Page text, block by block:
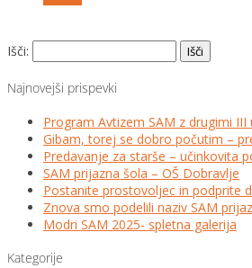
Išči:
Najnovejši prispevki
Program Avtizem SAM z drugimi III
Gibam, torej se dobro počutim –
Predavanje za starše – učinkovita
SAM prijazna šola – OŠ Dobravlje
Postanite prostovoljec in podprite
Znova smo podelili naziv SAM
Modri SAM 2025- spletna galerija
Kategorije